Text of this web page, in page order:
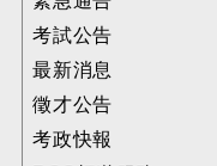
考試公告
最新消息
徵才公告
考政快報